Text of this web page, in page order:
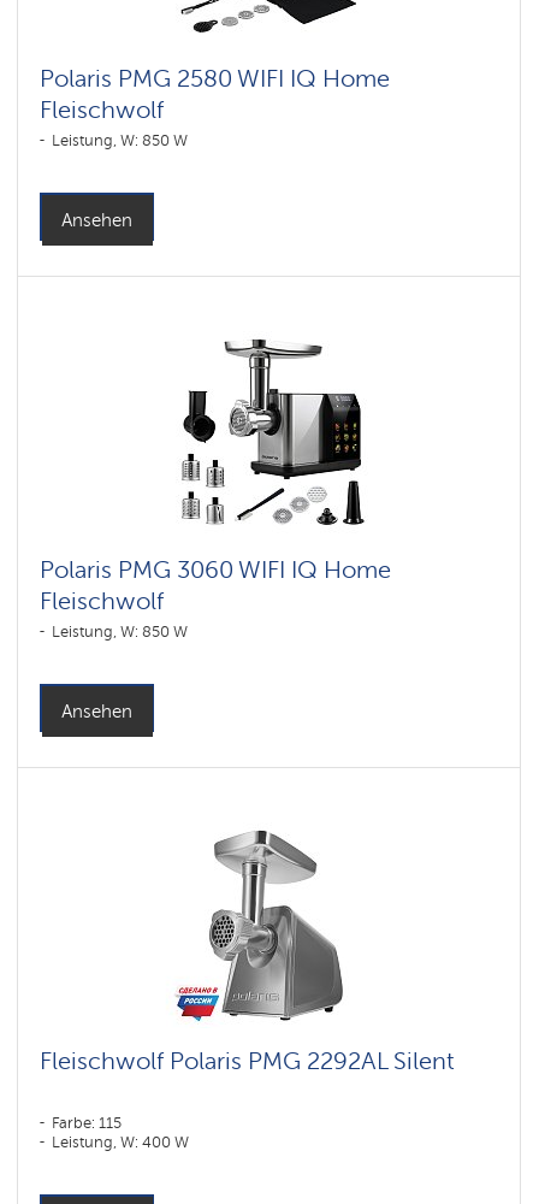
Polaris PMG 2580 WIFI IQ Home
Fleischwolf
Leistung, W: 850 W
Ansehen
Polaris PMG 3060 WIFI IQ Home
Fleischwolf
Leistung, W: 850 W
Ansehen
Fleischwolf Polaris PMG 2292AL Silent
Farbe: 115
Leistung, W: 400 W